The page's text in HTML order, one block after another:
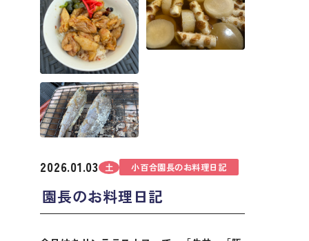
2026.01.03 土 小百合園長のお料理日記
園長のお料理日記